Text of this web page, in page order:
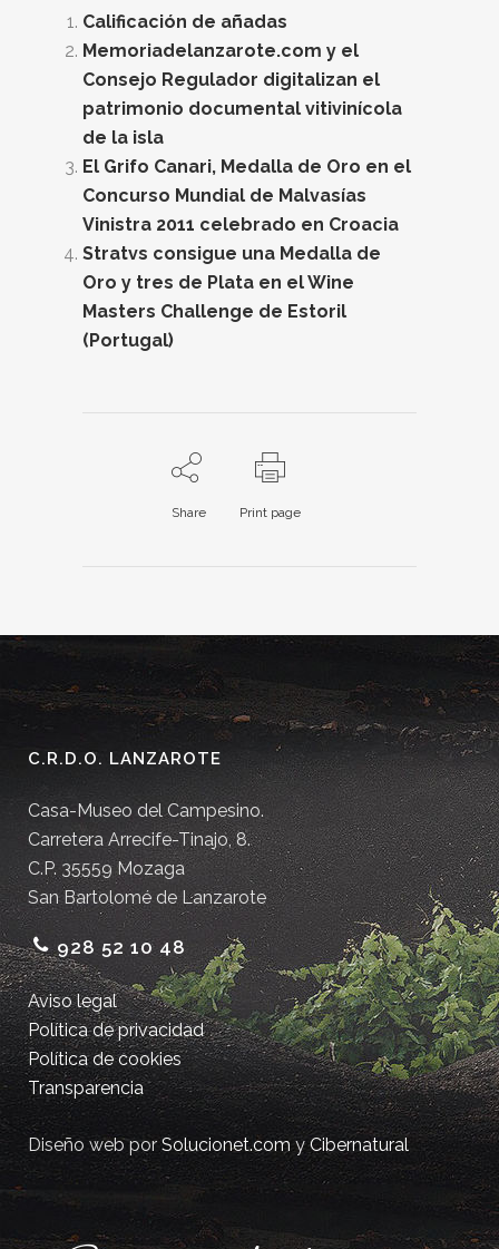
Calificación de añadas
Memoriadelanzarote.com y el
Consejo Regulador digitalizan el
patrimonio documental vitivinícola
de la isla
El Grifo Canari, Medalla de Oro en el
Concurso Mundial de Malvasías
Vinistra 2011 celebrado en Croacia
Stratvs consigue una Medalla de
Oro y tres de Plata en el Wine
Masters Challenge de Estoril
(Portugal)
Share Print page
C.R.D.O. LANZAROTE
Casa-Museo del Campesino.
Carretera Arrecife-Tinajo, 8.
C.P. 35559 Mozaga
San Bartolomé de Lanzarote
928 52 10 48
Aviso legal
Política de privacidad
Política de cookies
Transparencia
Diseño web porSolucionet.comyCibernatural